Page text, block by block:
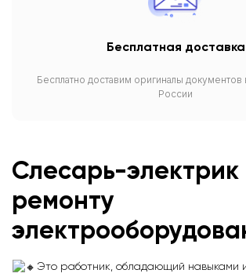
Бесплатная доставка
Бесплатно доставим оригиналы
России
Слесарь-электрик
ремонту
Это работник, обладающий навыками